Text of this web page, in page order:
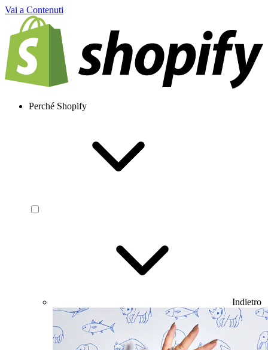
Vai a Contenuti
Perché Shopify
Indietro